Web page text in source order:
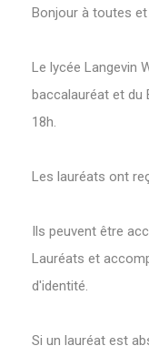
Bonjour à toutes
Le lycée Langevin
baccalauréat et du
18h.
Les lauréats ont
Ils peuvent être
Lauréats et
d'identité.
Si un lauréat est